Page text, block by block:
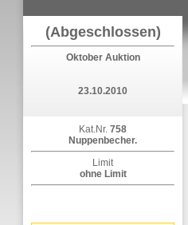
(Abgeschlossen)
Oktober Auktion
23.10.2010
Kat.Nr. 758
Nuppenbecher.
Limit
ohne Limit